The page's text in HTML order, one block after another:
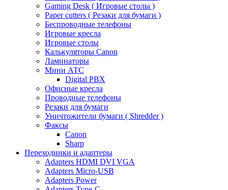
Gaming Desk ( Игровые столы )
Paper cutters ( Резаки для бумаги )
Беспроводные телефоны
Игровые кресла
Игровые столы
Калькуляторы Canon
Ламинаторы
Мини АТС
Digital PBX
Офисные кресла
Проводные телефоны
Резаки для бумаги
Уничтожители бумаги ( Shredder )
Факсы
Canon
Sharp
Переходники и адаптеры
Adapters HDMI DVI VGA
Adapters Micro-USB
Adapters Power